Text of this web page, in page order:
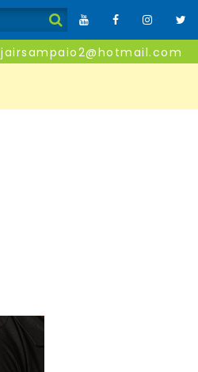
jairsampaio2@hotmail.com